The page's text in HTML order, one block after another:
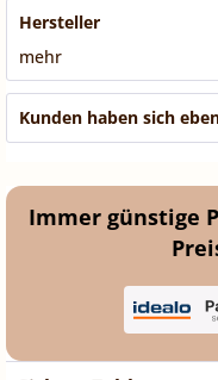
Hersteller
mehr
Kunden haben sich
Immer günstige